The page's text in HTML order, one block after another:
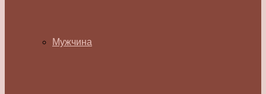
Мужчина